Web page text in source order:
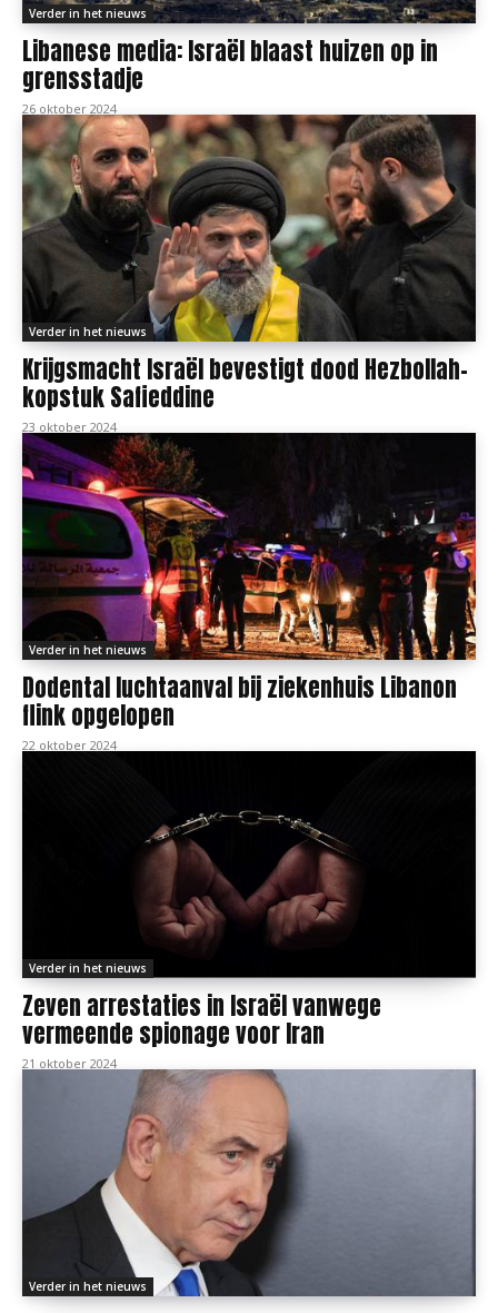
Verder in het nieuws
Libanese media: Israël blaast huizen op in
grensstadje
26 oktober 2024
Verder in het nieuws
Krijgsmacht Israël bevestigt dood Hezbollah-
kopstuk Safieddine
23 oktober 2024
Verder in het nieuws
Dodental luchtaanval bij ziekenhuis Libanon
flink opgelopen
22 oktober 2024
Verder in het nieuws
Zeven arrestaties in Israël vanwege
vermeende spionage voor Iran
21 oktober 2024
Verder in het nieuws